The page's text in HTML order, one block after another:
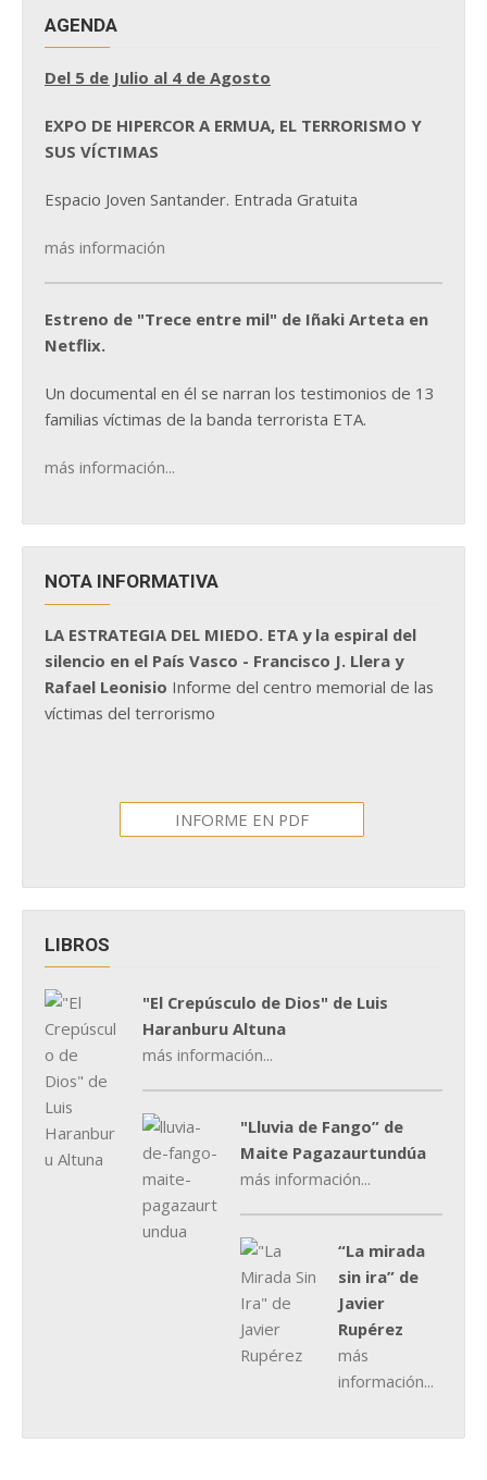
AGENDA
Del 5 de Julio al 4 de Agosto
EXPO DE HIPERCOR A ERMUA, EL TERRORISMO Y
SUS VÍCTIMAS
Espacio Joven Santander. Entrada Gratuita
más información
Estreno de "Trece entre mil" de Iñaki Arteta en
Netflix.
Un documental en él se narran los testimonios de 13
familias víctimas de la banda terrorista ETA.
más información...
NOTA INFORMATIVA
LA ESTRATEGIA DEL MIEDO. ETA y la espiral del
silencio en el País Vasco - Francisco J. Llera y
Rafael Leonisio Informe del centro memorial de las
víctimas del terrorismo
INFORME EN PDF
LIBROS
"El Crepúsculo de Dios" de Luis
Haranburu Altuna
más información...
"Lluvia de Fango” de
Maite Pagazaurtundúa
más información...
“La mirada
sin ira” de
Javier
Rupérez
más
información...